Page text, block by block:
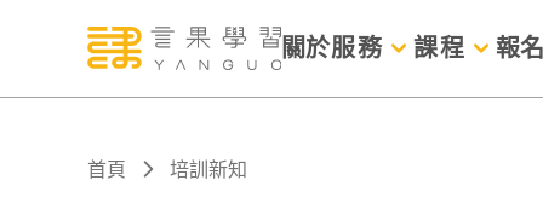
關於服務 課程 報
首頁 培訓新知